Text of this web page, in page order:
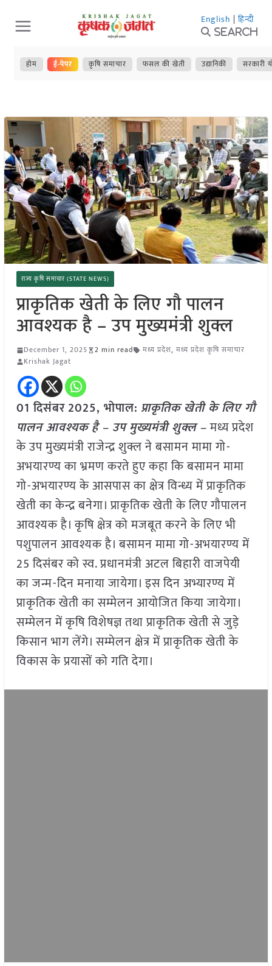
Skip
to
content
English | हिन्दी
Search
होम ई-पेपर कृषि समाचार फसल की खेती उद्यानिकी सरकारी
राज्य कृषि समाचार (STATE NEWS)
प्राकृतिक खेती के लिए गौ पालन
आवश्यक है – उप मुख्यमंत्री शुक्ल
December 1, 2025 2 min read मध्य प्रदेश, मध्य प्रदेश कृषि समाचार
Krishak Jagat
01 दिसंबर2025, भोपाल: प्राकृतिक खेती के लिए गौ
पालन आवश्यक है – उप मुख्यमंत्री शुक्ल –मध्य प्रदेश
के उप मुख्यमंत्री राजेन्द्र शुक्ल ने बसामन मामा गो-
अभयारण्य का भ्रमण करते हुए कहा कि बसामन मामा
गो-अभयारण्य के आसपास का क्षेत्र विन्ध्य में प्राकृतिक
खेती का केन्द्र बनेगा। प्राकृतिक खेती के लिए गौपालन
आवश्यक है। कृषि क्षेत्र को मजबूत करने के लिए भी
पशुपालन आवश्यक है। बसामन मामा गो-अभयारण्य में
25 दिसंबर को स्व. प्रधानमंत्री अटल बिहारी वाजपेयी
का जन्म-दिन मनाया जायेगा। इस दिन अभ्यारण्य में
प्राकृतिक खेती का सम्मेलन आयोजित किया जायेगा।
सम्मेलन में कृषि विशेषज्ञ तथा प्राकृतिक खेती से जुड़े
किसान भाग लेंगे। सम्मेलन क्षेत्र में प्राकृतिक खेती के
विकास के प्रयासों को गति देगा।